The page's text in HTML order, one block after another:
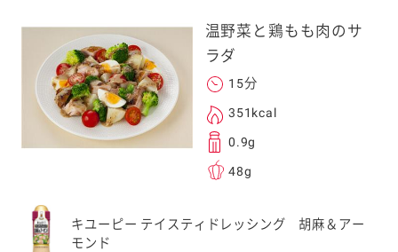
温野菜と鶏もも肉のサ
ラダ
15分
351kcal
0.9g
48g
キユーピー テイスティドレッシング 胡麻＆アー
モンド